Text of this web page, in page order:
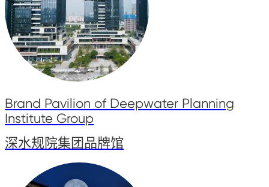
Brand Pavilion of Deepwater Planning
Institute Group
深水规院集团品牌馆